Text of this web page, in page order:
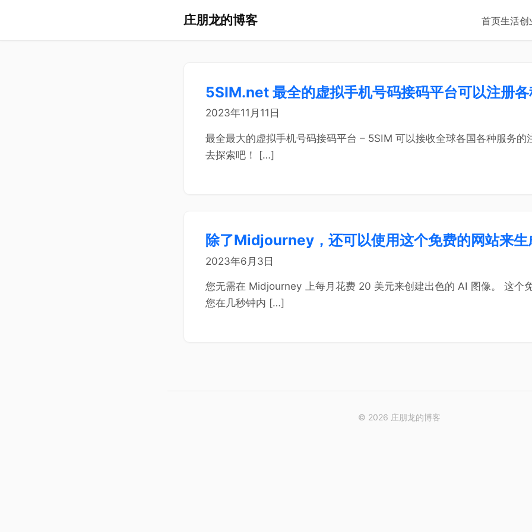
庄朋龙的博客 首页生活创
5SIM.net 最全的虚拟手机号码接码平台可以注册
2023年11月11日
最全最大的虚拟手机号码接码平台 – 5SIM 可以接收全球各国各种服务的
去探索吧！ […]
除了Midjourney，还可以使用这个免费的网站来生
2023年6月3日
您无需在 Midjourney 上每月花费 20 美元来创建出色的 AI 图像。 这个
您在几秒钟内 […]
© 2026 庄朋龙的博客